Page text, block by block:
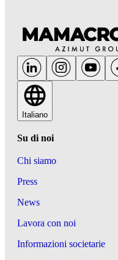
Italiano
Su di noi
Chi siamo
Press
News
Lavora con noi
Informazioni societarie